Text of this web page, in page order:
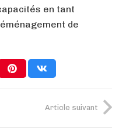
en tant
de
Article suivant